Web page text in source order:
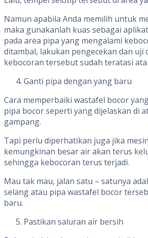
Namun apabila Anda memilih untuk
maka gunakanlah kuas sebagai
pada area pipa yang mengalami
ditambal, lakukan pengecekan dan uji
kebocoran tersebut sudah teratasi
Ganti pipa dengan yang baru
Cara memperbaiki wastafel bocor
pipa bocor seperti yang dijelaskan di
gampang.
Tapi perlu diperhatikan juga jika
kemungkinan besar air akan terus
sehingga kebocoran terus terjadi.
Mau tak mau, jalan satu – satunya
selang atau pipa wastafel bocor
baru.
Pastikan saluran air bersih